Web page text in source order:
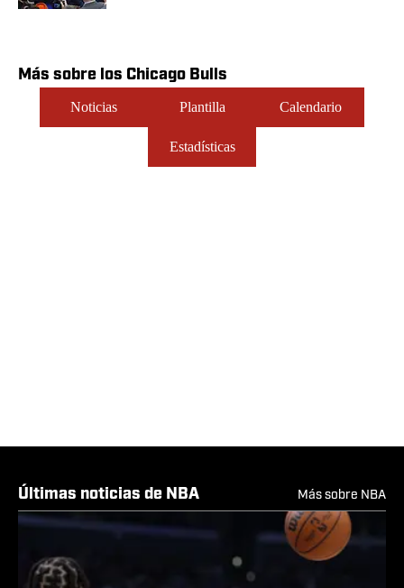
Más sobre los Chicago Bulls
Noticias Plantilla Calendario
Estadísticas
Últimas noticias de NBA Más sobre NBA